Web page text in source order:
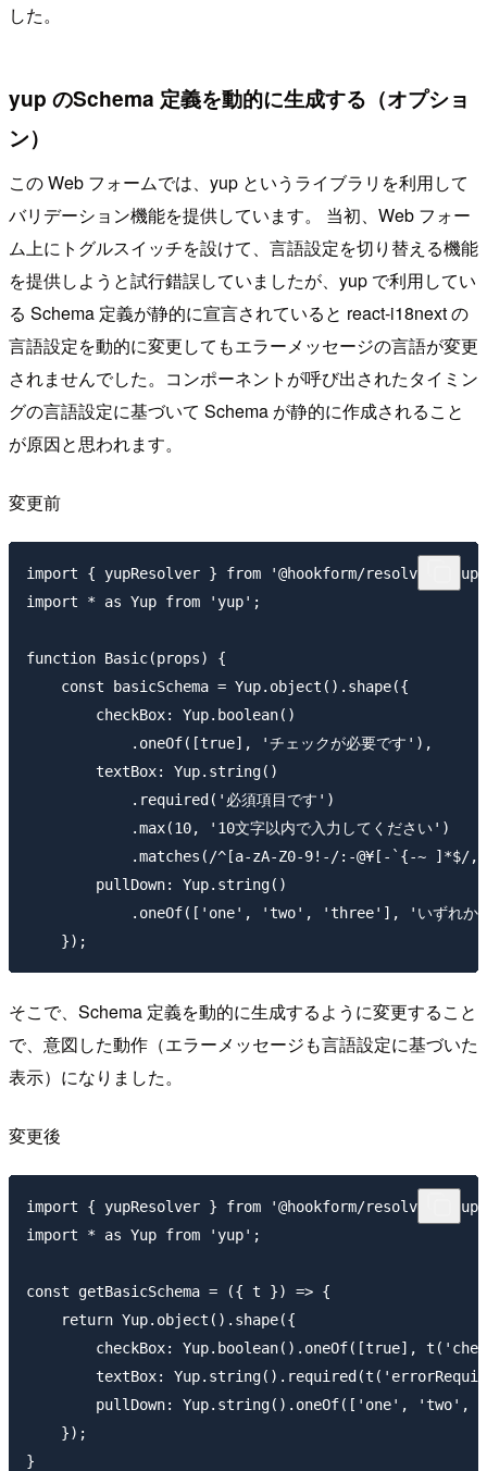
した。
yup のSchema 定義を動的に生成する（オプショ
ン）
この Web フォームでは、yup というライブラリを利用して
バリデーション機能を提供しています。 当初、Web フォー
ム上にトグルスイッチを設けて、言語設定を切り替える機能
を提供しようと試行錯誤していましたが、yup で利用してい
る Schema 定義が静的に宣言されていると react-i18next の
言語設定を動的に変更してもエラーメッセージの言語が変更
されませんでした。コンポーネントが呼び出されたタイミン
グの言語設定に基づいて Schema が静的に作成されること
が原因と思われます。
変更前
import { yupResolver } from '@hookform/resolvers/
import * as Yup from 'yup';
function Basic(props) {
    const basicSchema = Yup.object().shape({
        checkBox: Yup.boolean()
            .oneOf([true], 'チェックが必要です'),
        textBox: Yup.string()
            .required('必須項目です')
            .max(10, '10文字以内で入力してください')
.matches(/^[a-zA-Z0-9!-/:-@¥[-`{-~ ]*$/, "
        pullDown: Yup.string()
.oneOf(['one', 'two', 'three'], 'いずれか
そこで、Schema 定義を動的に生成するように変更すること
で、意図した動作（エラーメッセージも言語設定に基づいた
表示）になりました。
変更後
import { yupResolver } from '@hookform/resolvers/
import * as Yup from 'yup';
const getBasicSchema = ({ t }) => {
    return Yup.object().shape({
checkBox: Yup.boolean().oneOf([true],
textBox:
pullDown: Yup.string().oneOf(['one', 'two',
    });
}